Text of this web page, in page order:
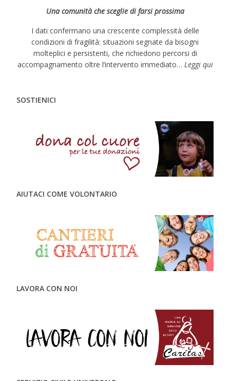
Una comunità che sceglie di farsi prossima
I dati confermano una crescente complessità delle
condizioni di fragilità: situazioni segnate da bisogni
molteplici e persistenti, che richiedono percorsi di
accompagnamento oltre l’intervento immediato… Leggi qui
SOSTIENICI
AIUTACI COME VOLONTARIO
LAVORA CON NOI